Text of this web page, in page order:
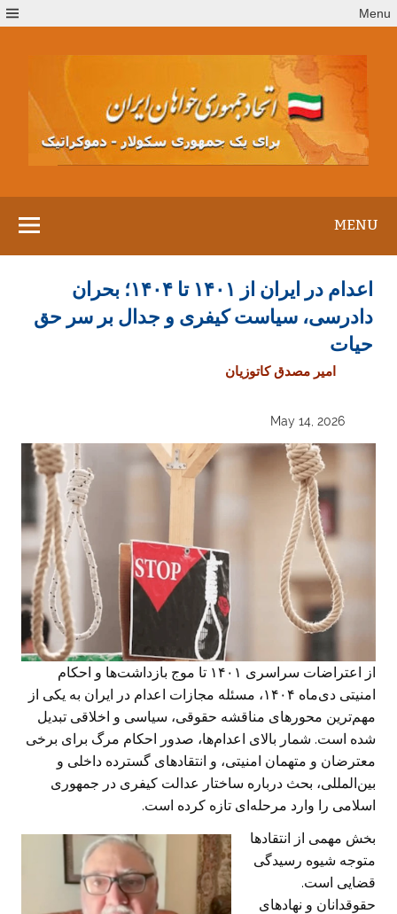
to
Menu
MENU
اعدام در ایران از ۱۴۰۱ تا ۱۴۰۴؛ بحران
دادرسی، سیاست کیفری و جدال بر سر حق
حیات
امیر مصدق کاتوزیان
May 14, 2026
از اعتراضات سراسری ۱۴۰۱ تا موج بازداشت‌ها و احکام
امنیتی دی‌ماه ۱۴۰۴، مسئله مجازات اعدام در ایران به یکی از
مهم‌ترین محورهای مناقشه حقوقی، سیاسی و اخلاقی تبدیل
شده است. شمار بالای اعدام‌ها، صدور احکام مرگ برای برخی
معترضان و متهمان امنیتی، و انتقادهای گسترده داخلی و
بین‌المللی، بحث درباره ساختار عدالت کیفری در جمهوری
اسلامی را وارد مرحله‌ای تازه کرده است.
بخش مهمی از انتقادها
متوجه شیوه رسیدگی
قضایی است.
حقوقدانان و نهادهای